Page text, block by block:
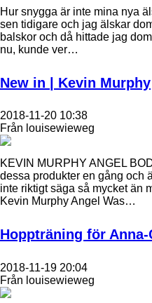
Hur snygga är inte mina nya
sen tidigare och jag älskar
balskor och då hittade jag
nu, kunde ver…
New in | Kevin Murphy
2018-11-20 10:38
Från louisewieweg
KEVIN MURPHY ANGEL
dessa produkter en gång och
inte riktigt säga så mycket än
Kevin Murphy Angel Was…
Hoppträning för Anna-
2018-11-19 20:04
Från louisewieweg